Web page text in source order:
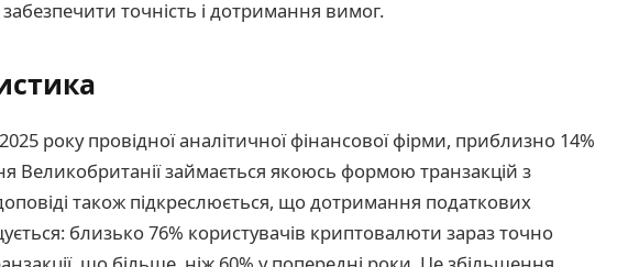
точність і дотримання вимог.
року провідної аналітичної фінансової фірми, приблизно 14%
Великобританії займається якоюсь формою транзакцій з
також підкреслюється, що дотримання податкових
близько 76% користувачів криптовалюти зараз точно